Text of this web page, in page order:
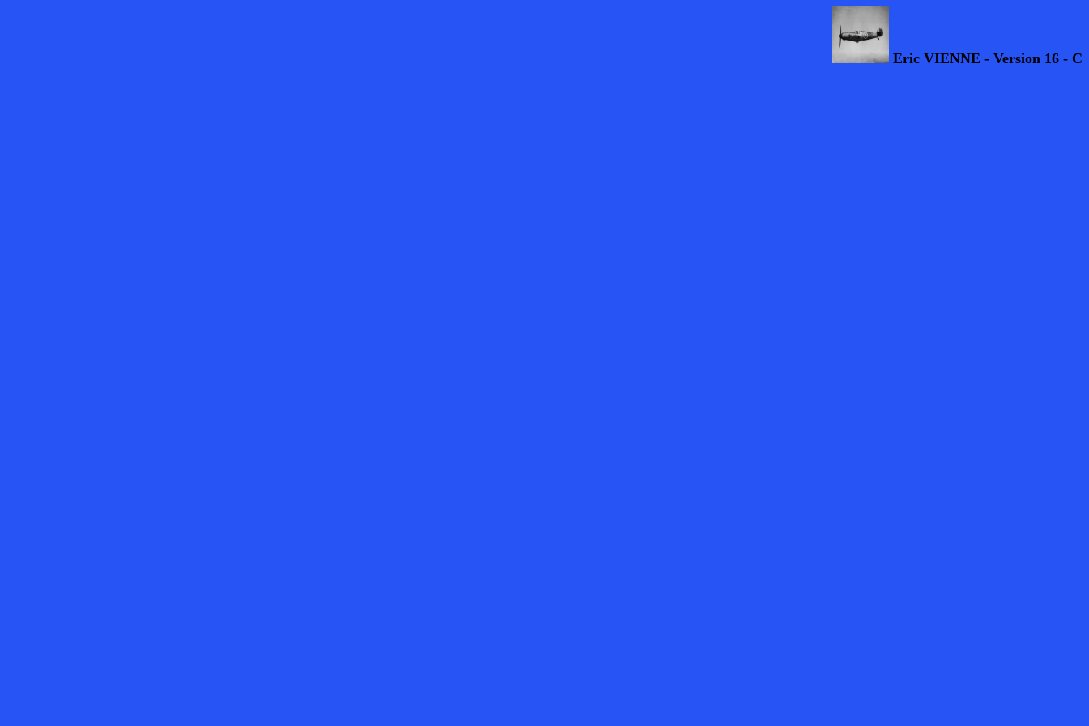
Eric VIENNE - Version 16 -